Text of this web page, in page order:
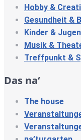
Hobby &
Gesundheit &
Kinder &
Musik &
Treffpunkt &
Das na‘
The house